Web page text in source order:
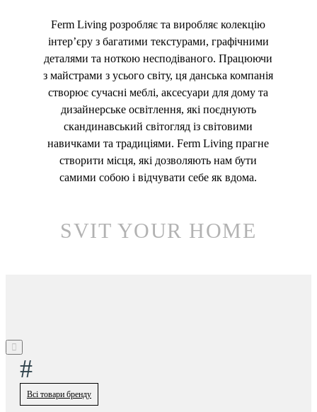
Ferm Living розробляє та виробляє колекцію
інтер’єру з багатими текстурами, графічними
деталями та ноткою несподіваного. Працюючи
з майстрами з усього світу, ця данська компанія
створює сучасні меблі, аксесуари для дому та
дизайнерське освітлення, які поєднують
скандинавський світогляд із світовими
навичками та традиціями. Ferm Living прагне
створити місця, які дозволяють нам бути
самими собою і відчувати себе як вдома.
SVIT YOUR HOME
#
Всі товари бренду